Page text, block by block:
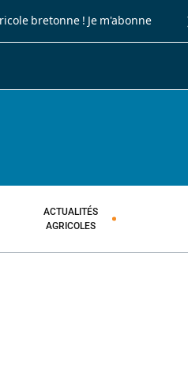
bretonne ! Je m'abonne
ACTUALITÉS
AGRICOLES